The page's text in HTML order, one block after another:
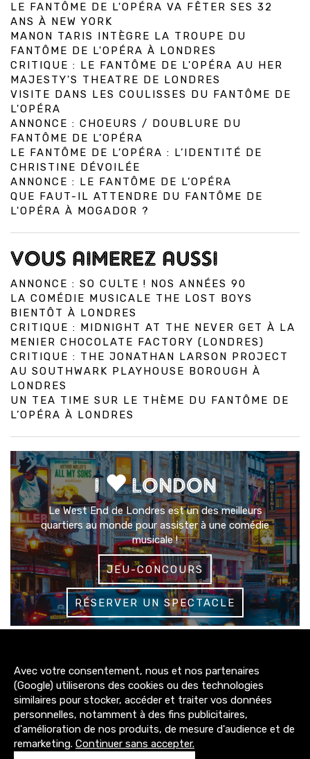
LE FANTÔME DE L'OPÉRA VA FÊTER SES 32
ANS À NEW YORK
MANON TARIS INTÈGRE LA TROUPE DU
FANTÔME DE L'OPÉRA À LONDRES
CRITIQUE : LE FANTÔME DE L'OPÉRA AU HER
MAJESTY'S THEATRE DE LONDRES
VISITE DANS LES COULISSES DU FANTÔME DE
L'OPÉRA
ANNONCE : CHOEURS / DOUBLURE DU
FANTÔME DE L’OPÉRA
LE FANTÔME DE L’OPÉRA : L’IDENTITÉ DE
CHRISTINE DÉVOILÉE
ANNONCE : LE FANTÔME DE L’OPÉRA
QUE FAUT-IL ATTENDRE DU FANTÔME DE
L'OPÉRA À MOGADOR ?
VOUS AIMEREZ AUSSI
ANNONCE : SO CULTE ! NOS ANNÉES 90
LA COMÉDIE MUSICALE THE LOST BOYS
BIENTÔT À LONDRES
CRITIQUE : MIDNIGHT AT THE NEVER GET À LA
MENIER CHOCOLATE FACTORY (LONDRES)
CRITIQUE : THE JONATHAN LARSON PROJECT
AU SOUTHWARK PLAYHOUSE BOROUGH À
LONDRES
UN TEA TIME SUR LE THÈME DU FANTÔME DE
L’OPÉRA À LONDRES
I LONDON
Le West End de Londres est un des meilleurs
quartiers au monde pour assister à une comédie
musicale !
JEU-CONCOURS
RÉSERVER UN SPECTACLE
3200+
abonnés
4300+
abonnés
1500+
Avec votre consentement, nous et nos partenaires
(Google) utiliserons des cookies ou des technologies
similaires pour stocker, accéder et traiter vos données
personnelles, notamment à des fins publicitaires,
d'amélioration de nos produits, de mesure d'audience et de
remarketing. Continuer sans accepter.